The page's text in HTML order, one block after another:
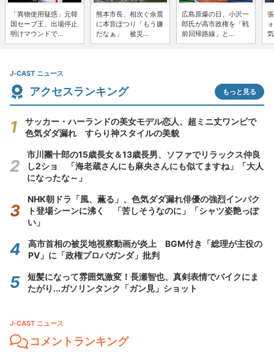
「異物使用疑惑」元韓
国セーブ王、出場停止
明けマウンドで...
熊本市長、相次ぐ余震
に本音ぽつり「もう嫌
だなぁ」 被災...
広島原爆の日、小沢一
郎氏が高市政権を「戦
前回帰路線」と...
J-CAST ニュース
アクセスランキング もっと見る
サッカー・ハーランドの美女モデル恋人、超ミニ丈ワンピで
色気ダダ漏れ すらり神スタイルの美貌
市川團十郎の15歳長女＆13歳長男、ソファでリラックス仲良
し2ショ 「海老蔵さんにも麻央さんにも似てますね」「大人
になったな～」
NHK朝ドラ「風、薫る」、色気ダダ漏れ俳優の強烈インパク
ト登場シーンに沸く 「苦しそうなのに」「シャツ姿艶っぽ
い」
高市首相の被災地視察動画が炎上 BGM付き「総理が主役の
PV」に「政権プロパガンダ」批判
短髪になって雰囲気激変！長瀬智也、真剣表情でバイクにま
たがり...ガソリンタンク「ガン見」ショット
J-CAST ニュース
コメントランキング